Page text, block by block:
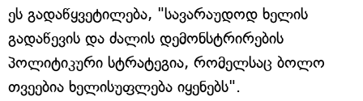
ეს გადაწყვეტილება, "სავარაუდოდ ხელის
გადაწევის და ძალის დემონსტრირების
პოლიტიკური სტრატეგია, რომელსაც ბოლო
თვეებია ხელისუფლება იყენებს".